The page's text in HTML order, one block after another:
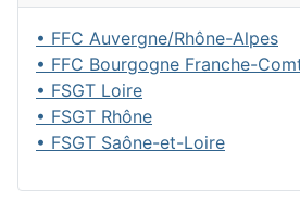
• FFC Auvergne/Rhône-Alpes
• FFC Bourgogne Franche-
• FSGT Loire
• FSGT Rhône
• FSGT Saône-et-Loire